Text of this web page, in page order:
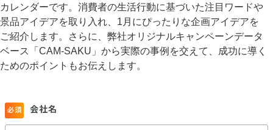
カレンダーです。消費者の生活行動に基づいた注目ワードや
景品アイデアを取り入れ、1月にぴったりな企画アイデアを
ご紹介します。さらに、弊社オリジナルキャンペーンデータ
ベース「CAM-SAKU」から実際の事例を交えて、成功に導く
ためのポイントもお伝えします。